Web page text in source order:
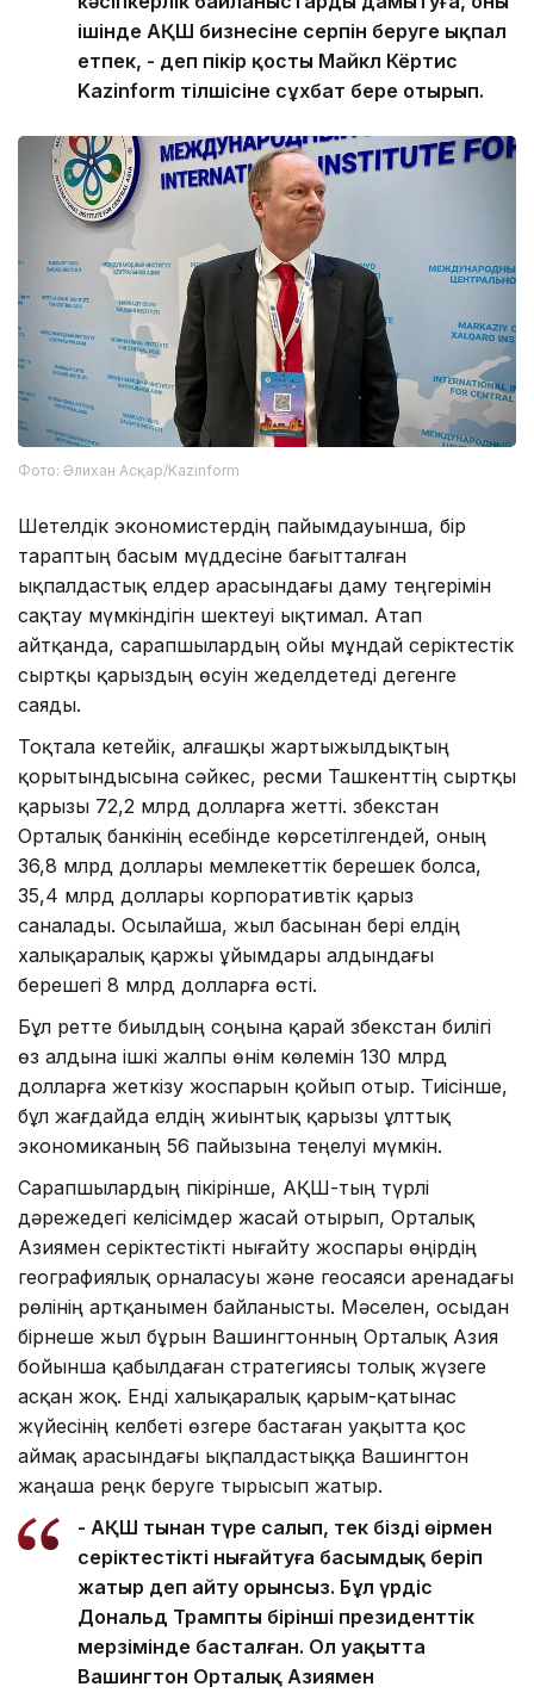
ішінде АҚШ бизнесіне серпін беруге ықпал
етпек, - деп пікір қосты Майкл Кёртис
Kazinform тілшісіне сұхбат бере отырып.
Фото: Әлихан Асқар/Kazinform
Шетелдік экономистердің пайымдауынша, бір
тараптың басым мүддесіне бағытталған
ықпалдастық елдер арасындағы даму теңгерімін
сақтау мүмкіндігін шектеуі ықтимал. Атап
айтқанда, сарапшылардың ойы мұндай серіктестік
сыртқы қарыздың өсуін жеделдетеді дегенге
саяды.
Тоқтала кетейік, алғашқы жартыжылдықтың
қорытындысына сәйкес, ресми Ташкенттің сыртқы
қарызы 72,2 млрд долларға жетті. Өзбекстан
Орталық банкінің есебінде көрсетілгендей, оның
36,8 млрд доллары мемлекеттік берешек болса,
35,4 млрд доллары корпоративтік қарыз
саналады. Осылайша, жыл басынан бері елдің
халықаралық қаржы ұйымдары алдындағы
берешегі 8 млрд долларға өсті.
Бұл ретте биылдың соңына қарай Өзбекстан билігі
өз алдына ішкі жалпы өнім көлемін 130 млрд
долларға жеткізу жоспарын қойып отыр. Тиісінше,
бұл жағдайда елдің жиынтық қарызы ұлттық
экономиканың 56 пайызына теңелуі мүмкін.
Сарапшылардың пікірінше, АҚШ-тың түрлі
дәрежедегі келісімдер жасай отырып, Орталық
Азиямен серіктестікті нығайту жоспары өңірдің
географиялық орналасуы және геосаяси аренадағы
рөлінің артқанымен байланысты. Мәселен, осыдан
бірнеше жыл бұрын Вашингтонның Орталық Азия
бойынша қабылдаған стратегиясы толық жүзеге
асқан жоқ. Енді халықаралық қарым-қатынас
жүйесінің келбеті өзгере бастаған уақытта қос
аймақ арасындағы ықпалдастыққа Вашингтон
жаңаша реңк беруге тырысып жатыр.
- АҚШ тыңнан түрең салып, тек біздің өңірмен
серіктестікті нығайтуға басымдық беріп
жатыр деп айту орынсыз. Бұл үрдіс
Дональд Трамптың бірінші президенттік
мерзімінде басталған. Ол уақытта
Вашингтон Орталық Азиямен